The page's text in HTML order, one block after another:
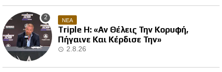
ΝΕΑ
Triple H: «Αν Θέλεις Την Κορυφή,
Πήγαινε Και Κέρδισε Την»
2.8.26